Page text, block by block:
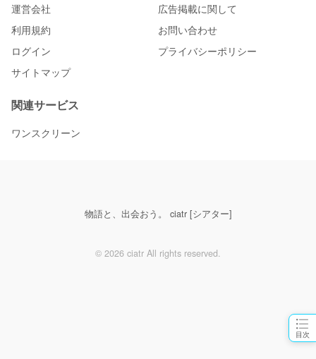
目次
運営会社
広告掲載に関して
利用規約
お問い合わせ
ログイン
プライバシーポリシー
サイトマップ
関連サービス
ワンスクリーン
物語と、出会おう。 ciatr [シアター]
© 2026 ciatr All rights reserved.